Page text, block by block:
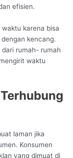
efisien.
karena bisa
kencang.
dari rumah- rumah
waktu
laman jika
Konsumen
yang dimuat di